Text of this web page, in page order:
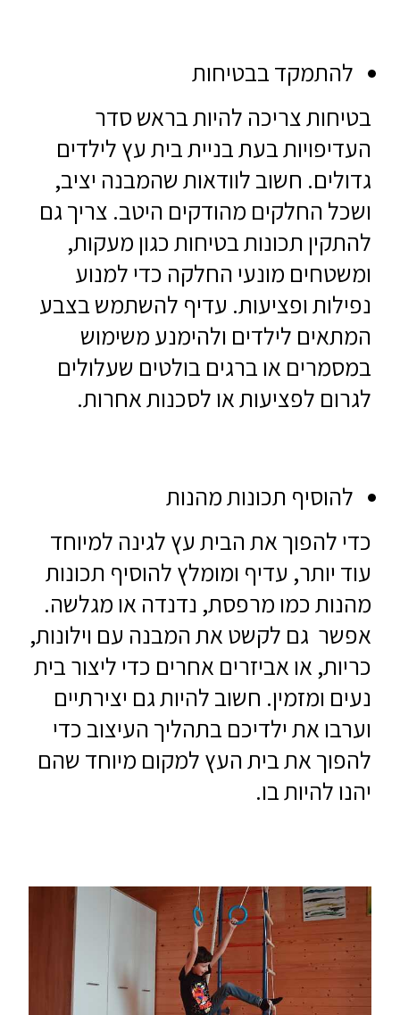
להתמקד בבטיחות
בטיחות צריכה להיות בראש סדר
העדיפויות בעת בניית בית עץ לילדים
גדולים. חשוב לוודאות שהמבנה יציב,
ושכל החלקים מהודקים היטב. צריך גם
להתקין תכונות בטיחות כגון מעקות,
ומשטחים מונעי החלקה כדי למנוע
נפילות ופציעות. עדיף להשתמש בצבע
המתאים לילדים ולהימנע משימוש
במסמרים או ברגים בולטים שעלולים
לגרום לפציעות או לסכנות אחרות.
להוסיף תכונות מהנות
כדי להפוך את הבית עץ לגינה למיוחד
עוד יותר, עדיף ומומלץ להוסיף תכונות
מהנות כמו מרפסת, נדנדה או מגלשה.
אפשר גם לקשט את המבנה עם וילונות,
כריות, או אביזרים אחרים כדי ליצור בית
נעים ומזמין. חשוב להיות גם יצירתיים
וערבו את ילדיכם בתהליך העיצוב כדי
להפוך את בית העץ למקום מיוחד שהם
יהנו להיות בו.